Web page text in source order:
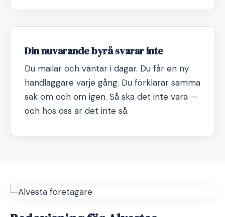
Din nuvarande byrå svarar inte
Du mailar och väntar i dagar. Du får en ny
handläggare varje gång. Du förklarar samma
sak om och om igen. Så ska det inte vara —
och hos oss är det inte så.